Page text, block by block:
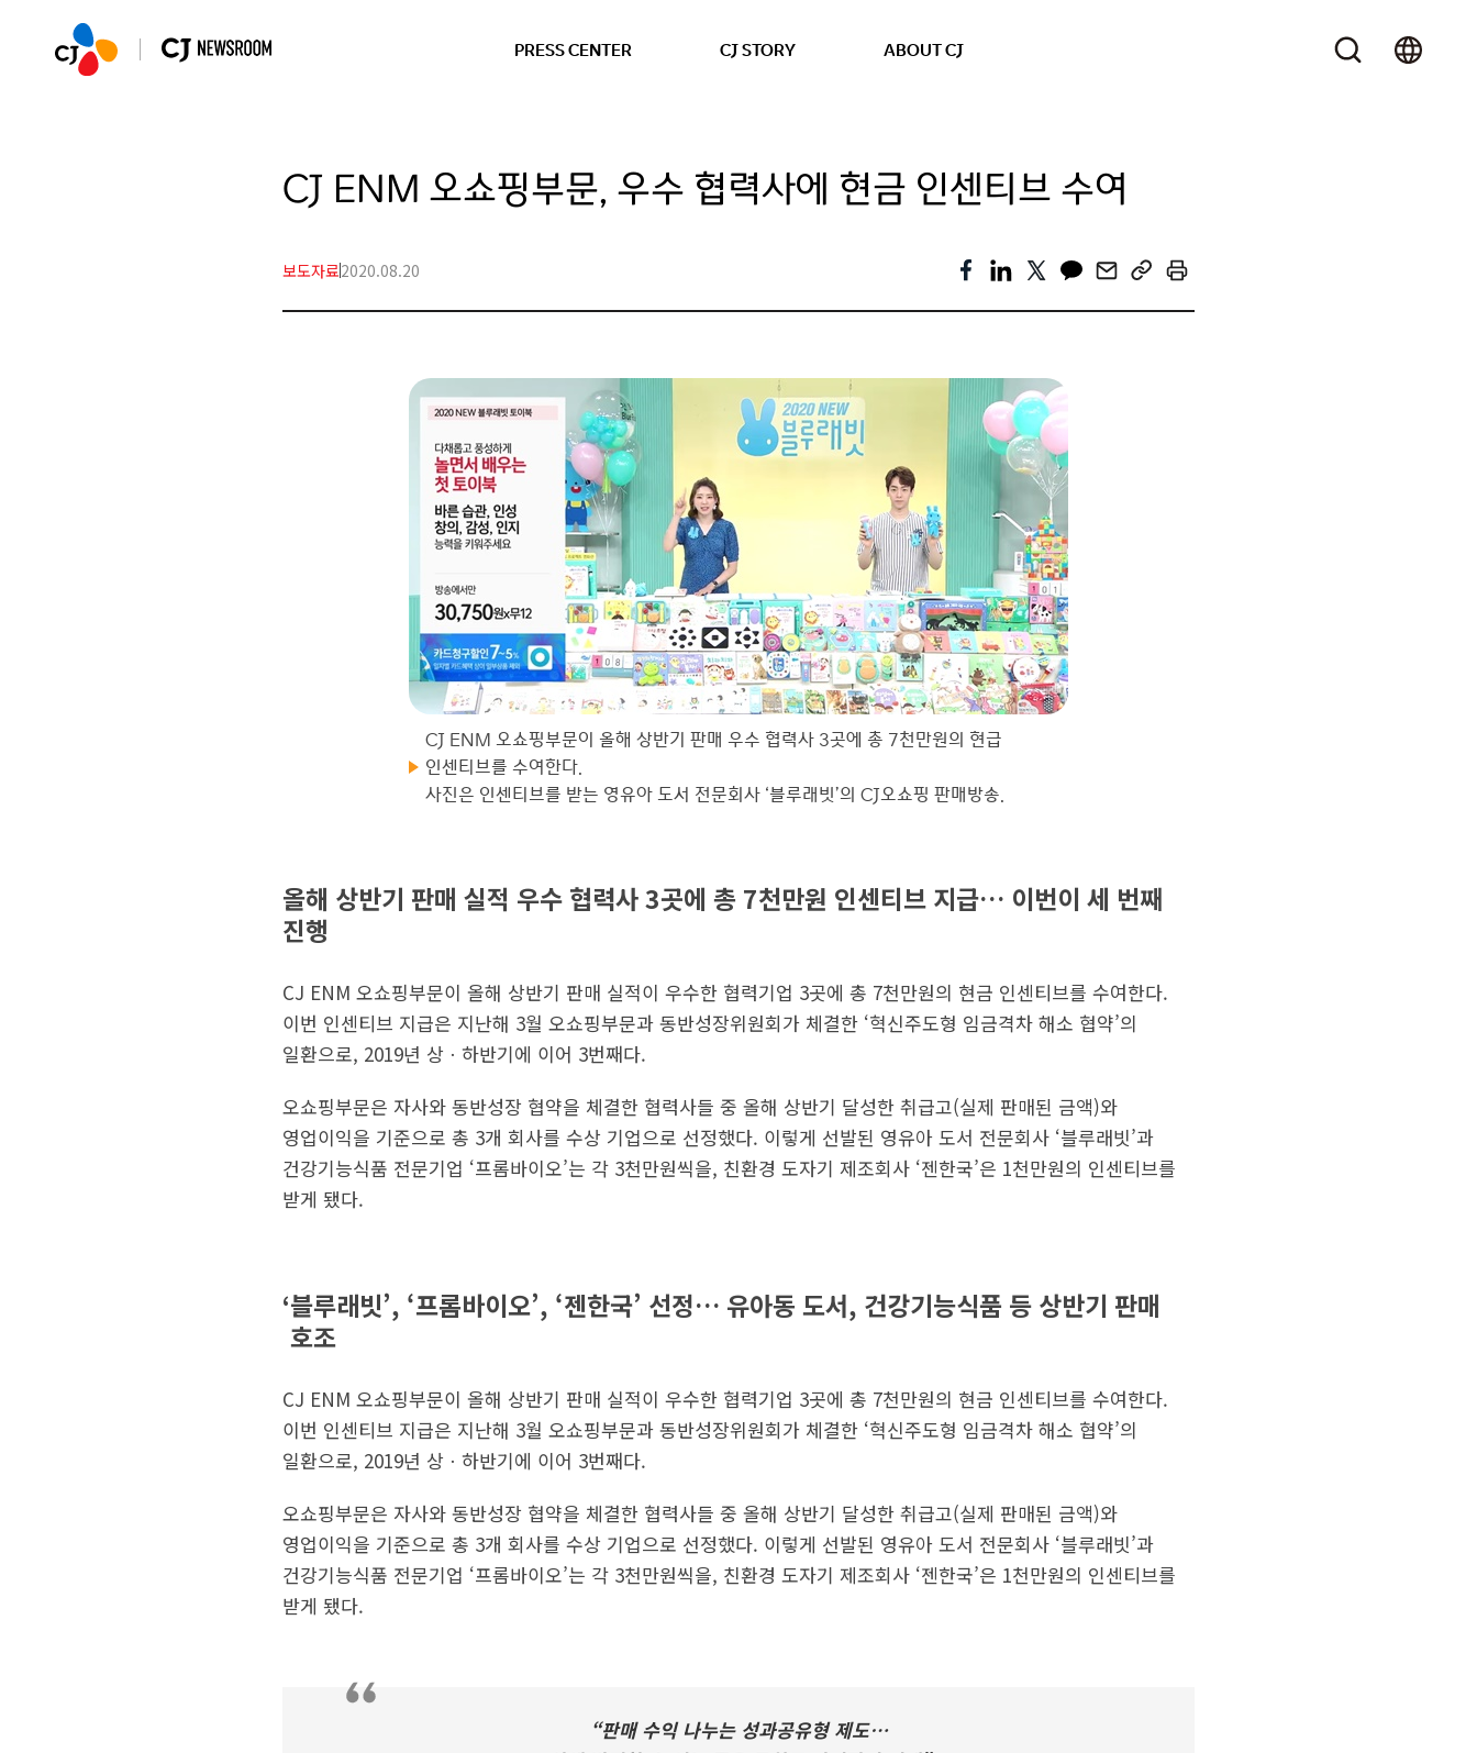
PRESS CENTER CJ STORY ABOUT CJ
CJ ENM 오쇼핑부문, 우수 협력사에 현금 인센티브 수여
보도자료2020.08.20
CJ ENM 오쇼핑부문이 올해 상반기 판매 우수 협력사 3곳에 총 7천만원의 현급
인센티브를 수여한다.
사진은 인센티브를 받는 영유아 도서 전문회사 ‘블루래빗’의 CJ오쇼핑 판매방송.
올해 상반기 판매 실적 우수 협력사 3곳에 총 7천만원 인센티브 지급… 이번이 세 번째
진행
CJ ENM 오쇼핑부문이 올해 상반기 판매 실적이 우수한 협력기업 3곳에 총 7천만원의 현금 인센티브를 수여한다.
이번 인센티브 지급은 지난해 3월 오쇼핑부문과 동반성장위원회가 체결한 ‘혁신주도형 임금격차 해소 협약’의
일환으로, 2019년 상ㆍ하반기에 이어 3번째다.
오쇼핑부문은 자사와 동반성장 협약을 체결한 협력사들 중 올해 상반기 달성한 취급고(실제 판매된 금액)와
영업이익을 기준으로 총 3개 회사를 수상 기업으로 선정했다. 이렇게 선발된 영유아 도서 전문회사 ‘블루래빗’과
건강기능식품 전문기업 ‘프롬바이오’는 각 3천만원씩을, 친환경 도자기 제조회사 ‘젠한국’은 1천만원의 인센티브를
받게 됐다.
‘블루래빗’, ‘프롬바이오’, ‘젠한국’ 선정… 유아동 도서, 건강기능식품 등 상반기 판매
호조
CJ ENM 오쇼핑부문이 올해 상반기 판매 실적이 우수한 협력기업 3곳에 총 7천만원의 현금 인센티브를 수여한다.
이번 인센티브 지급은 지난해 3월 오쇼핑부문과 동반성장위원회가 체결한 ‘혁신주도형 임금격차 해소 협약’의
일환으로, 2019년 상ㆍ하반기에 이어 3번째다.
오쇼핑부문은 자사와 동반성장 협약을 체결한 협력사들 중 올해 상반기 달성한 취급고(실제 판매된 금액)와
영업이익을 기준으로 총 3개 회사를 수상 기업으로 선정했다. 이렇게 선발된 영유아 도서 전문회사 ‘블루래빗’과
건강기능식품 전문기업 ‘프롬바이오’는 각 3천만원씩을, 친환경 도자기 제조회사 ‘젠한국’은 1천만원의 인센티브를
받게 됐다.
“판매 수익 나누는 성과공유형 제도…